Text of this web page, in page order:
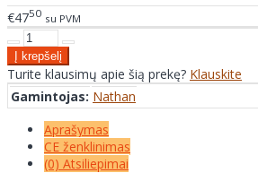
€4750 su PVM
Turite klausimų apie šią prekę? Klauskite
Gamintojas: Nathan
Aprašymas
CE ženklinimas
(0) Atsiliepimai